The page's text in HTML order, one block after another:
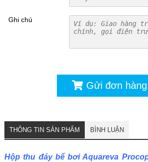
Ghi chú
Gửi đơn hàng
THÔNG TIN SẢN PHẨM BÌNH LUẬN
Hộp thu đáy bể bơi Aquareva